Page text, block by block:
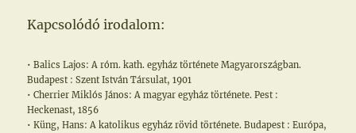
Kapcsolódó irodalom:
• Balics Lajos: A róm. kath. egyház története Magyarországban.
Budapest : Szent István Társulat, 1901
• Cherrier Miklós János: A magyar egyház története. Pest :
Heckenast, 1856
• Küng, Hans: A katolikus egyház rövid története. Budapest : Európa,